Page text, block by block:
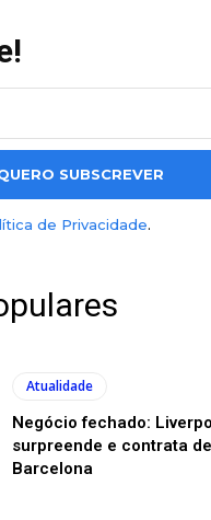
SUBSCREVER
de Privacidade.
Atualidade
Negócio fechado:
surpreende e contrata
Barcelona